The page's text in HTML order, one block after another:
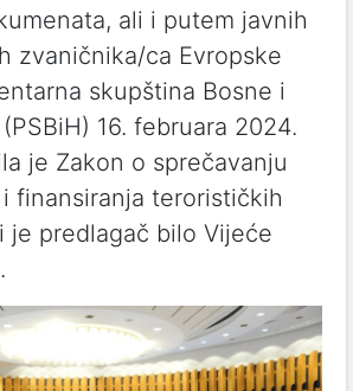
ali i putem javnih
zvaničnika/ca Evropske
skupština Bosne i
16. februara 2024.
je Zakon o sprečavanju
finansiranja terorističkih
je predlagač bilo Vijeće